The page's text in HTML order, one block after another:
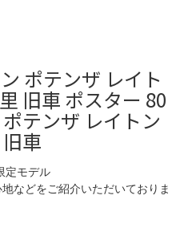
ポテンザ レイト
旧車 ポスター 80
テンザ レイトン
車
定モデル
などをご紹介いただいておりま